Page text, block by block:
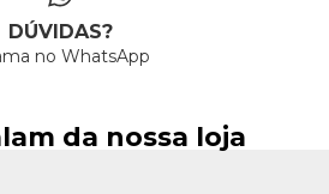
DÚVIDAS?
no WhatsApp
da nossa loja